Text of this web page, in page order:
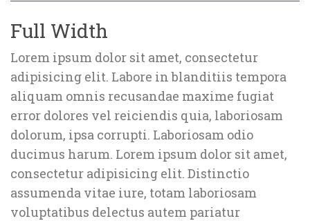
Full Width
Lorem ipsum dolor sit amet, consectetur
adipisicing elit. Labore in blanditiis tempora
aliquam omnis recusandae maxime fugiat
error dolores vel reiciendis quia, laboriosam
dolorum, ipsa corrupti. Laboriosam odio
ducimus harum. Lorem ipsum dolor sit amet,
consectetur adipisicing elit. Distinctio
assumenda vitae iure, totam laboriosam
voluptatibus delectus autem pariatur